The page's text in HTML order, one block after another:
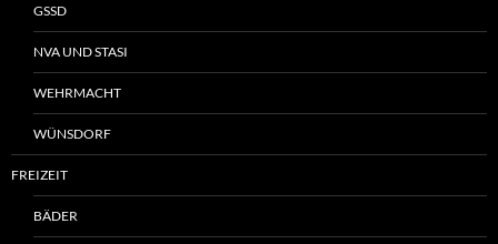
GSSD
NVA UND STASI
WEHRMACHT
WÜNSDORF
FREIZEIT
BÄDER